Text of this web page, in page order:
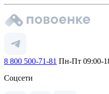
8 800 500-71-81 Пн-Пт 09:00-
Соцсети